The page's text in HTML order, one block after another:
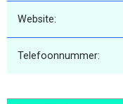
Website:
Telefoonnummer: